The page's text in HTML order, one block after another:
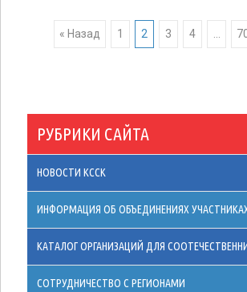
« Назад 1 2 3 4
РУБРИКИ САЙТА
НОВОСТИ КССК
ИНФОРМАЦИЯ ОБ ОБЪЕДИНЕНИЯХ
КАТАЛОГ ОРГАНИЗАЦИЙ ДЛЯ
СОТРУДНИЧЕСТВО С РЕГИОНАМИ